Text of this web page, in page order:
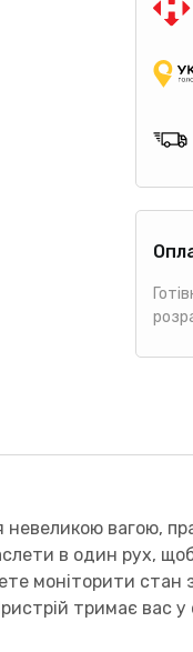
вагою,
в один рух,
моніторити стан
тримає вас у